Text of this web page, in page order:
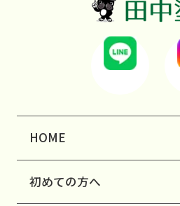
HOME
初めての方へ